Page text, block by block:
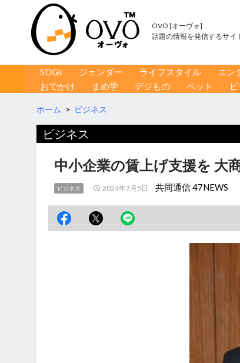
OVO [オーヴォ]
話題の情報を発信するサイ
コンテンツへ移動
SDGs ジェンダー ライフスタイル エン
おでかけ
まめ学 デジもの ペット
ホーム > ビジネス
ビジネス
中小企業の賃上げ支援を 大
ビジネス 2024年7月5日 共同通信 47NEWS